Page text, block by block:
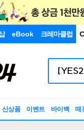
eBook 크레마클럽
신상품 이벤트 바이백 매